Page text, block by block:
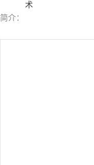
鉴往知来丨华人教育名家
术”
术
简介：